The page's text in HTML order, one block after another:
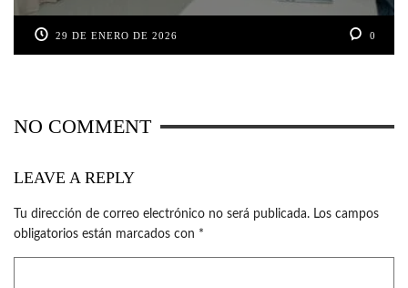
29 DE ENERO DE 2026 0
NO COMMENT
LEAVE A REPLY
Tu dirección de correo electrónico no será publicada. Los campos
obligatorios están marcados con *